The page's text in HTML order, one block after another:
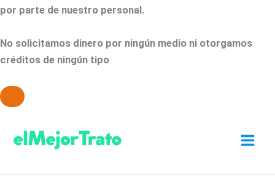
por parte de nuestro personal.
No solicitamos dinero por ningún medio ni otorgamos
créditos de ningún tipo.
contenido